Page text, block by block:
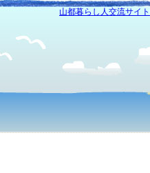
山都暮らし人交流サイト